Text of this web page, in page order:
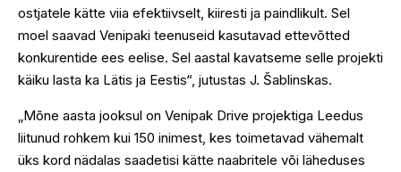
ostjatele kätte viia efektiivselt, kiiresti ja paindlikult. Sel
moel saavad Venipaki teenuseid kasutavad ettevõtted
konkurentide ees eelise. Sel aastal kavatseme selle projekti
käiku lasta ka Lätis ja Eestis“, jutustas J. Šablinskas.
„Mõne aasta jooksul on Venipak Drive projektiga Leedus
liitunud rohkem kui 150 inimest, kes toimetavad vähemalt
üks kord nädalas saadetisi kätte naabritele või läheduses